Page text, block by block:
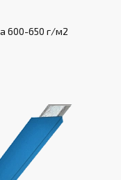
600-650 г/м2